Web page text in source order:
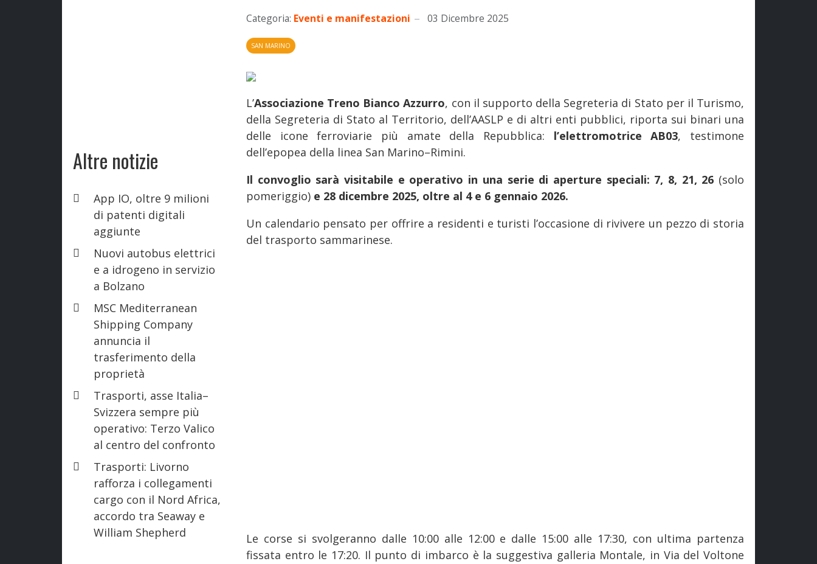
Altre notizie
App IO, oltre 9 milioni
di patenti digitali
aggiunte
Nuovi autobus elettrici
e a idrogeno in servizio
a Bolzano
MSC Mediterranean
Shipping Company
annuncia il
trasferimento della
proprietà
Trasporti, asse Italia–
Svizzera sempre più
operativo: Terzo Valico
al centro del confronto
Trasporti: Livorno
rafforza i collegamenti
cargo con il Nord Africa,
accordo tra Seaway e
William Shepherd
Categoria: Eventi e manifestazioni 03 Dicembre 2025
SAN MARINO
L’Associazione Treno Bianco Azzurro, con il supporto della Segreteria di Stato per il Turismo,
della Segreteria di Stato al Territorio, dell’AASLP e di altri enti pubblici, riporta sui binari una
delle icone ferroviarie più amate della Repubblica: l’elettromotrice AB03, testimone
dell’epopea della linea San Marino–Rimini.
Il convoglio sarà visitabile e operativo in una serie di aperture speciali: 7, 8, 21, 26 (solo
pomeriggio) e 28 dicembre 2025, oltre al 4 e 6 gennaio 2026.
Un calendario pensato per offrire a residenti e turisti l’occasione di rivivere un pezzo di storia
del trasporto sammarinese.
Le corse si svolgeranno dalle 10:00 alle 12:00 e dalle 15:00 alle 17:30, con ultima partenza
fissata entro le 17:20. Il punto di imbarco è la suggestiva galleria Montale, in Via del Voltone